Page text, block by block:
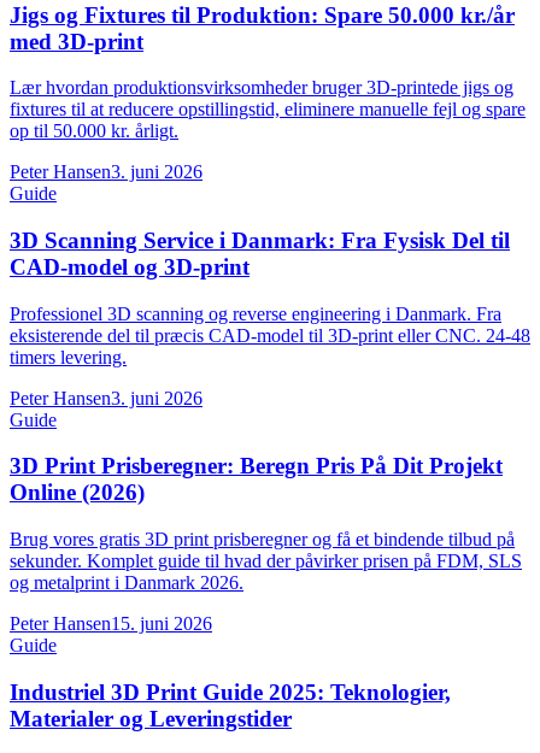
Jigs og Fixtures til Produktion: Spare 50.000 kr./år
med 3D-print
Lær hvordan produktionsvirksomheder bruger 3D-printede jigs og
fixtures til at reducere opstillingstid, eliminere manuelle fejl og spare
op til 50.000 kr. årligt.
Peter Hansen3. juni 2026
Guide
3D Scanning Service i Danmark: Fra Fysisk Del til
CAD-model og 3D-print
Professionel 3D scanning og reverse engineering i Danmark. Fra
eksisterende del til præcis CAD-model til 3D-print eller CNC. 24-48
timers levering.
Peter Hansen3. juni 2026
Guide
3D Print Prisberegner: Beregn Pris På Dit Projekt
Online (2026)
Brug vores gratis 3D print prisberegner og få et bindende tilbud på
sekunder. Komplet guide til hvad der påvirker prisen på FDM, SLS
og metalprint i Danmark 2026.
Peter Hansen15. juni 2026
Guide
Industriel 3D Print Guide 2025: Teknologier,
Materialer og Leveringstider